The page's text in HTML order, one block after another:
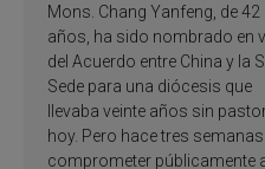
Mons. Chang Yanfeng, de 42
años, ha sido nombrado en
del Acuerdo entre China y la
Sede para una diócesis que
llevaba veinte años sin
hoy. Pero hace tres
comprometer públicamente